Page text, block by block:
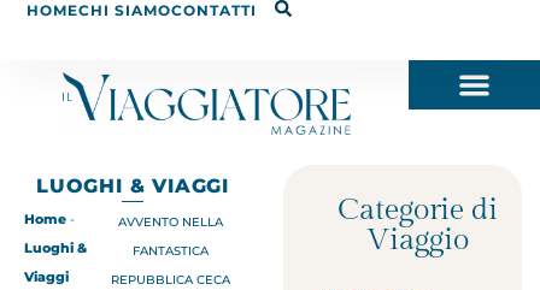
HOMECHI SIAMOCONTATTI
LUOGHI & VIAGGI
Home -
Luoghi &
Viaggi
AVVENTO NELLA
FANTASTICA
REPUBBLICA CECA
Categorie di
Viaggio